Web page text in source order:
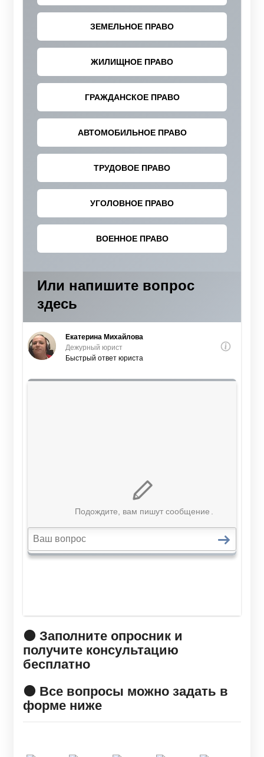
🟠 Заполните опросник и
получите консультацию
бесплатно
🟠 Все вопросы можно задать в
форме ниже